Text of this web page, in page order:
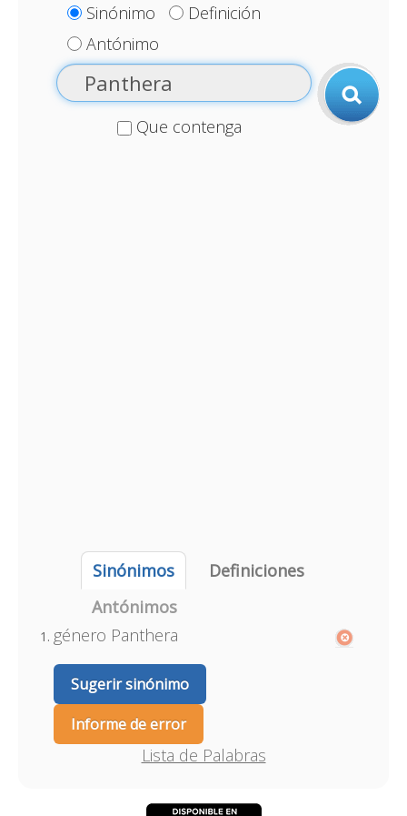
Sinónimo
Definición
Antónimo
Que contenga
Sinónimos
Definiciones
Antónimos
género Panthera
Sugerir sinónimo
Informe de error
Lista de Palabras